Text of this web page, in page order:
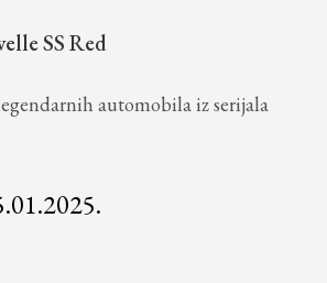
SS Red
automobila iz serijala